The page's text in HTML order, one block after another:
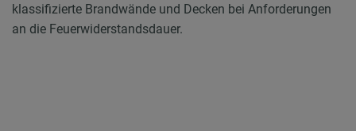
klassifizierte Brandwände und Decken bei Anforderungen
an die Feuerwiderstandsdauer.